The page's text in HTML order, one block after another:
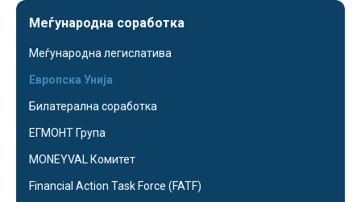
Меѓународна соработка
Меѓународна легислатива
Европска Унија
Билатерална соработка
ЕГМОНТ Група
MONEYVAL Комитет
Financial Action Task Force (FATF)